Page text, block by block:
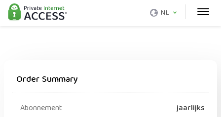
NL
Order Summary
Abonnement
jaarlijks